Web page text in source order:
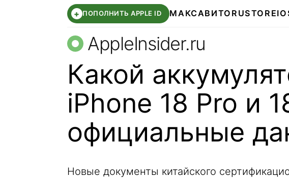
+ ПОПОЛНИТЬ APPLE ID МАКСАВИТО RUSTORE
AppleInsider.ru
Какой
iPhone 18 Pro и
официальные
Новые документы китайского